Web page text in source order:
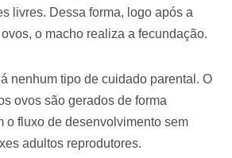
livres. Dessa forma, logo após a
o macho realiza a fecundação.
nenhum tipo de cuidado parental. O
ovos são gerados de forma
o fluxo de desenvolvimento sem
adultos reprodutores.